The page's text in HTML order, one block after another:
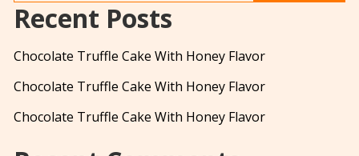
Recent Posts
Chocolate Truffle Cake With Honey Flavor
Chocolate Truffle Cake With Honey Flavor
Chocolate Truffle Cake With Honey Flavor